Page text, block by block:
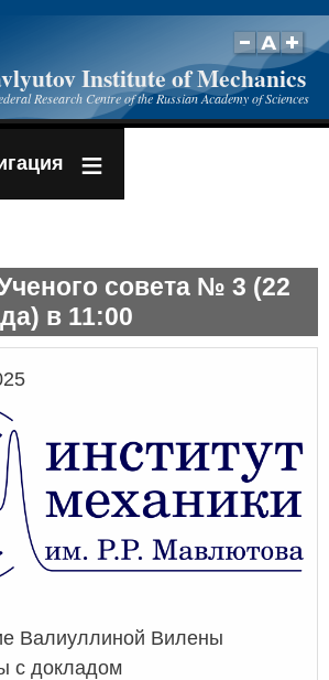
Institute of Mechanics
Research Centre of the Russian Academy of Sciences
совета № 3 (22
в 11:00
Валиуллиной Вилены
с докладом